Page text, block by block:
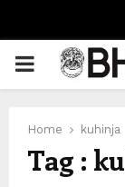
PRIMARY
Home kuhinja
Tag :